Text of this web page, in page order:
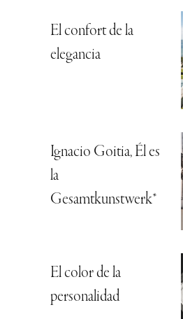
El confort de la
elegancia
Ignacio Goitia, Él es
la
Gesamtkunstwerk*
El color de la
personalidad